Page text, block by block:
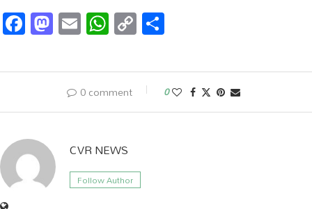
Facebook
Mastodon
EmailWhatsApp
Copy
Link
0 comment 0
CVR NEWS
Follow Author